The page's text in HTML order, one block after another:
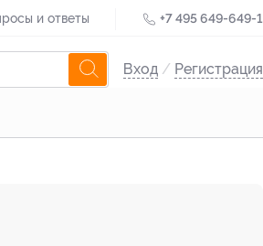
и ответы +7 495 649-649-1
Вход / Регистрация